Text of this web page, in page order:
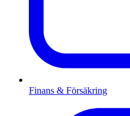
Finans & Försäkring